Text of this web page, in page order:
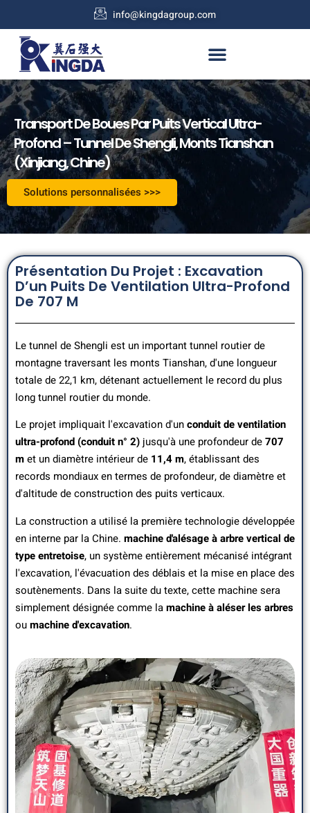
info@kingdagroup.com
Transport De Boues Par Puits Vertical Ultra-
Profond – Tunnel De Shengli, Monts Tianshan
(Xinjiang, Chine)
Solutions personnalisées >>>
Présentation Du Projet : Excavation
D’un Puits De Ventilation Ultra-Profond
De 707 M
Le tunnel de Shengli est un important tunnel routier de
montagne traversant les monts Tianshan, d'une longueur
totale de 22,1 km, détenant actuellement le record du plus
long tunnel routier du monde.
Le projet impliquait l'excavation d'unconduit de ventilation
ultra-profond (conduit n° 2) jusqu'à une profondeur de707
met un diamètre intérieur de 11,4 m, établissant des
records mondiaux en termes de profondeur, de diamètre et
d'altitude de construction des puits verticaux.
La construction a utilisé la première technologie développée
en interne par la Chine. machine d'alésage à arbre vertical de
type entretoise, un système entièrement mécanisé intégrant
l'excavation, l'évacuation des déblais et la mise en place des
soutènements. Dans la suite du texte, cette machine sera
simplement désignée comme lamachine à aléser les arbres
oumachine d'excavation.